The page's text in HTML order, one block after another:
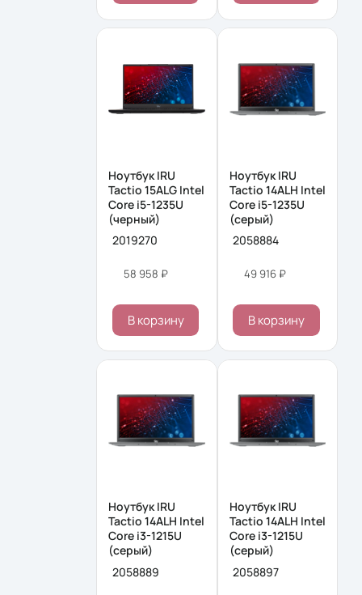
Ноутбук IRU
Tactio 15ALG Intel
Core i5-1235U
(черный)
2019270
58 958 ₽
В корзину
Ноутбук IRU
Tactio 14ALH Intel
Core i5-1235U
(серый)
2058884
49 916 ₽
В корзину
Ноутбук IRU
Tactio 14ALH Intel
Core i3-1215U
(серый)
2058889
Ноутбук IRU
Tactio 14ALH Intel
Core i3-1215U
(серый)
2058897